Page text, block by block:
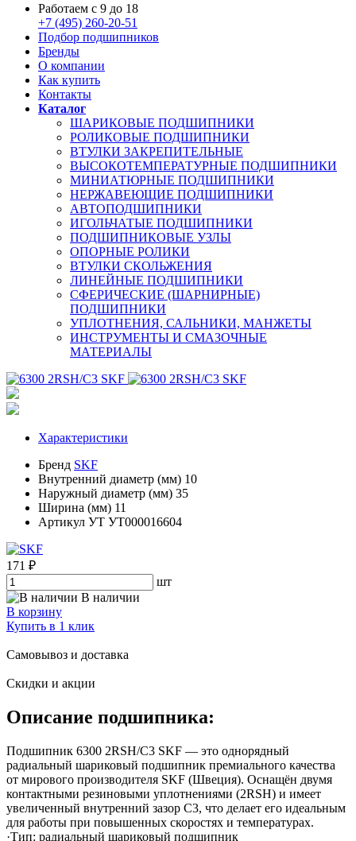
Работаем с 9 до 18
+7 (495) 260-20-51
Подбор подшипников
Бренды
О компании
Как купить
Контакты
Каталог
ШАРИКОВЫЕ ПОДШИПНИКИ
РОЛИКОВЫЕ ПОДШИПНИКИ
ВТУЛКИ ЗАКРЕПИТЕЛЬНЫЕ
ВЫСОКОТЕМПЕРАТУРНЫЕ ПОДШИПНИКИ
МИНИАТЮРНЫЕ ПОДШИПНИКИ
НЕРЖАВЕЮЩИЕ ПОДШИПНИКИ
АВТОПОДШИПНИКИ
ИГОЛЬЧАТЫЕ ПОДШИПНИКИ
ПОДШИПНИКОВЫЕ УЗЛЫ
ОПОРНЫЕ РОЛИКИ
ВТУЛКИ СКОЛЬЖЕНИЯ
ЛИНЕЙНЫЕ ПОДШИПНИКИ
СФЕРИЧЕСКИЕ (ШАРНИРНЫЕ)
ПОДШИПНИКИ
УПЛОТНЕНИЯ, САЛЬНИКИ, МАНЖЕТЫ
ИНСТРУМЕНТЫ И СМАЗОЧНЫЕ
МАТЕРИАЛЫ
Характеристики
Бренд SKF
Внутренний диаметр (мм) 10
Наружный диаметр (мм) 35
Ширина (мм) 11
Артикул УТ УТ000016604
171 ₽
шт
В наличии
В корзину
Купить в 1 клик
Самовывоз и доставка
Скидки и акции
Описание подшипника:
Подшипник 6300 2RSH/C3 SKF — это однорядный
радиальный шариковый подшипник премиального качества
от мирового производителя SKF (Швеция). Оснащён двумя
контактными резиновыми уплотнениями (2RSH) и имеет
увеличенный внутренний зазор C3, что делает его идеальным
для работы при повышенных скоростях и температурах.
·Тип: радиальный шариковый подшипник